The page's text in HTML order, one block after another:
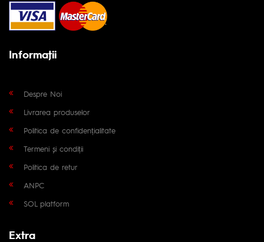
Informaţii
Despre Noi
Livrarea produselor
Politica de confidențialitate
Termeni și condiții
Politica de retur
ANPC
SOL platform
Extra